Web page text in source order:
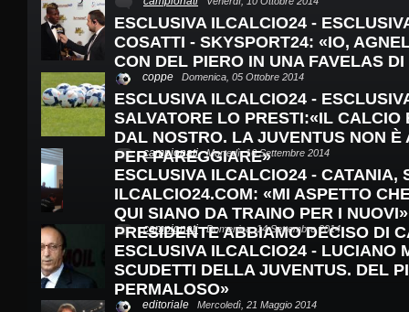
ESCLUSIVA ILCALCIO24 -
COSATTI - SKYSPORT24: «IO,
CON DEL PIERO IN UNA FAVELAS DI
coppe Domenica, 05 Ottobre 2014
ESCLUSIVA ILCALCIO24 -
SALVATORE LO PRESTI:«IL CALCIO
DAL NOSTRO. LA JUVENTUS NON È
PER PAREGGIARE»
campionatiMartedì, 16 Settembre 2014
ESCLUSIVA ILCALCIO24 - CATANIA,
ILCALCIO24.COM: «MI ASPETTO
QUI SIANO DA TRAINO PER I
PRESIDENTE ABBIAMO DECISO DI
campionatiDomenica, 14 Settembre 2014
ESCLUSIVA ILCALCIO24 - LUCIANO
SCUDETTI DELLA JUVENTUS. DEL
PERMALOSO»
editoriale Mercoledì, 21 Maggio 2014